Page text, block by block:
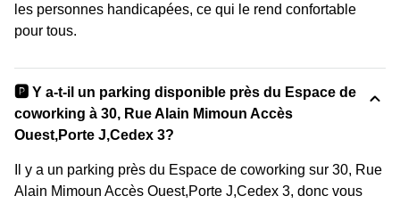
les personnes handicapées, ce qui le rend confortable
pour tous.
🅿️ Y a-t-il un parking disponible près du Espace de
coworking à 30, Rue Alain Mimoun Accès
Ouest,Porte J,Cedex 3?
Il y a un parking près du Espace de coworking sur 30, Rue
Alain Mimoun Accès Ouest,Porte J,Cedex 3, donc vous